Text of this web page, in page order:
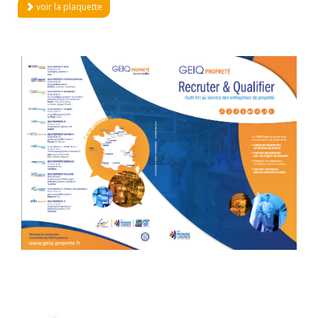
voir la plaquette